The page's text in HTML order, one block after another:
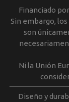
Financiado
Sin embargo,
son
Ni la Unión
Diseño y